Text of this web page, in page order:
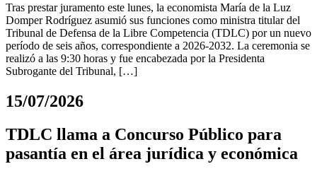
Tras prestar juramento este lunes, la economista María de la Luz
Domper Rodríguez asumió sus funciones como ministra titular del
Tribunal de Defensa de la Libre Competencia (TDLC) por un nuevo
período de seis años, correspondiente a 2026-2032. La ceremonia se
realizó a las 9:30 horas y fue encabezada por la Presidenta
Subrogante del Tribunal, […]
15/07/2026
TDLC llama a Concurso Público para
pasantía en el área jurídica y económica